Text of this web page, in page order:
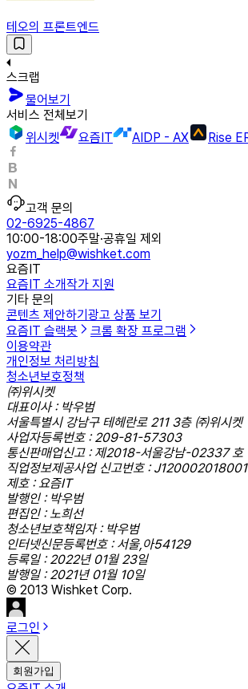
테오의 프론트엔드
스크랩
물어보기
서비스 전체보기
위시켓
요즘IT AIDP - AX Rise
고객 문의
02-6925-4867
10:00-18:00주말·공휴일 제외
yozm_help@wishket.com
요즘IT
요즘IT 소개작가 지원
기타 문의
콘텐츠 제안하기 광고 상품 보기
요즘IT 슬랙봇
크롬 확장 프로그램
이용약관
개인정보 처리방침
청소년보호정책
㈜위시켓
대표이사 : 박우범
서울특별시 강남구 테헤란로 211 3층 ㈜위시켓
사업자등록번호 : 209-81-57303
통신판매업신고 : 제2018-서울강남-02337 호
직업정보제공사업 신고번호 :
제호 : 요즘IT
발행인 : 박우범
편집인 : 노희선
청소년보호책임자 : 박우범
인터넷신문등록번호 : 서울,아54129
등록일 : 2022년 01월 23일
발행일 : 2021년 01월 10일
© 2013 Wishket Corp.
로그인
회원가입